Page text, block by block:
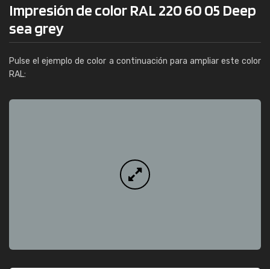
Impresión de color RAL 220 60 05 Deep
sea grey
Pulse el ejemplo de color a continuación para ampliar este color
RAL: